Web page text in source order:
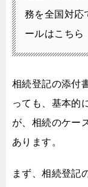
務を全国対応
ールはこちら
相続登記の添付
っても、基本的
が、 相続のケー
あります。
まず、相続登記